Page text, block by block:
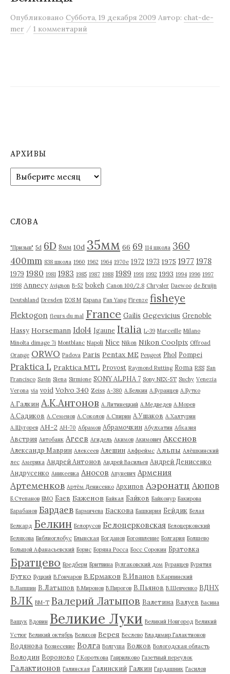
м
у
Опубликовано Суббота, 19 декабря 2009 Автор: chat-de-
mer / 1 комментарий
АРХИВЫ
р
в
СЛОВА
"Призыв" 5d 6D 8мм 10d 35мм 66 69 114 школа 360
400mm 838 школа 1960 1962 1964 1970е 1972 1973 1975 1977 1978
1979 1980 1981 1983 1985 1987 1988 1989 1991 1992 1993 1994 1996 1997
1998 Annecy Avignon B-52 bokeh Canon 100/2.8 Chrysler Daewoo de Bruijn
Deutshland Dresden EOS M Espana Fan Yang Firenze fisheye
Flektogon fleurs du mal France Gailis Gegevicius Grenoble
Hassy Horsemann Idol4 Igaune Italia L-39 Marceille Milano
Minolta dimage 7i Montblanc Napoli Nice Nikon Nikon Coolpix Offroad
Orange ORWO Padova Paris Pentax ME Peugeot Phol Pompei
Praktica L Praktica MTL Provost Raymond Rutting Roma RSS San
Francisco Savin Siena Sirmione SONY ALPHA 7 Sony NEX-5T Suchy Venezia
Verona via void Volvo 340 Zeiss А-380 А.Белкин А.Буранцев А.Бутко
А.Галкин А.К.Антонов А.Литинецкий А.Медведев А.Морев
А.Садиков А.Семенов А.Соколов А.Спирин А.Ушаков А.Халтурин
А.Щугорев АН-2 АН-70 Абрамов Абрамочкин Абулхатин Абхазия
Австрия Автобанк Агеев Агидель Акимов Акимович Аксенов
Александр Маврин Алексеев Алешин Алфреймс Альпы Алёшкинский
лес Америка Андрей Антонов Андрей Васильев Андрей Денисенко
Андрусенко Аникеевка Аносов Апуневич Армения
Артеменков Артём Денисенко Архипов Аэронатц Аюпов
Б.Степанов БМО Баев Баженов Байкал Байков Байконур Бакирова
Барабанов Бардаев Бармичева Баскова Башкирия Бейдик Белая
Белкард Белкин Белорусов Белоцерковская Белоцерковский
Белякова Библиоглобус Блынская Богданов Богоявление Болгария Болшево
Большой Афанасьевский Борис Боряна Росса Босс Сорокин Братовка
Братцево Бредбери Бритвина Булгаковский дом Буранцев Бурятия
Бутко Буцкий В.Гончаров В.Ермаков В.Иванов В.Карпинский
В.Лапшин В.Латыпов В.Миронов В.Пирогов В.Пьянов В.Шевченко ВДНХ
ВЛК ВМ-Т Валерий Латыпов Валетина Валуев Васина
Ващук Вдовин Великие Луки Великий Новгород Великий
Устюг Великий октябрь Велихов Верея Веслево Владимир Галактионов
Водянова Вознесение Волга Волгуша Волков Вологодская область
Володин Вороново Г.Короткова Гаврилково Газетный переулок
Галактионов Галинская Галинский Галкин Гардашник Гасилов